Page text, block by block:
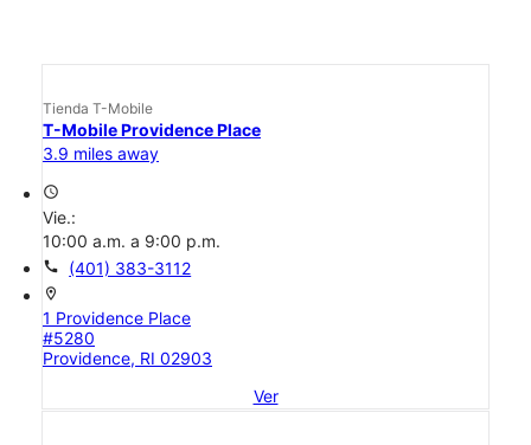
Tienda T-Mobile
T-Mobile Providence Place
3.9 miles away
access_time
Vie.:
10:00 a.m. a 9:00 p.m.
call (401) 383-3112
location_on
1 Providence Place
#5280
Providence, RI 02903
Ver